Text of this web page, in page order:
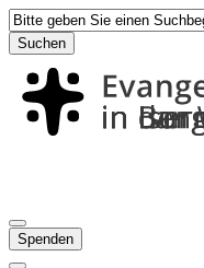
Suchen
Spenden